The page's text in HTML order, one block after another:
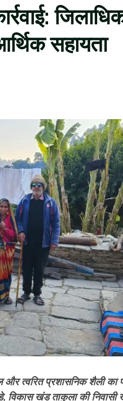
सहायता
और त्वरित प्रशासनिक शैली का
विकास खंड ताकुला की निवासी